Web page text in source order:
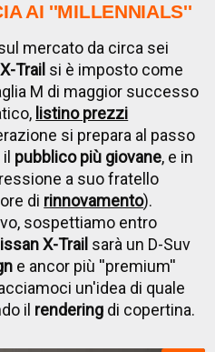
AI ''MILLENNIALS''
mercato da circa sei
X-Trail si è imposto come
M di maggior successo
listino prezzi
si prepara al passo
pubblico più giovane, e in
a suo fratello
di rinnovamento).
sospettiamo entro
X-Trail sarà un D-Suv
e ancor più ''premium''
un'idea di quale
il rendering di copertina.